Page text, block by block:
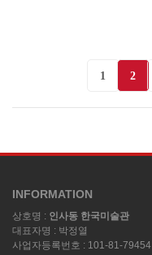
1 2
INFORMATION
상호명 : 인사동 한국미술관
대표자명 : 박정열
사업자등록번호 : 101-81-79454